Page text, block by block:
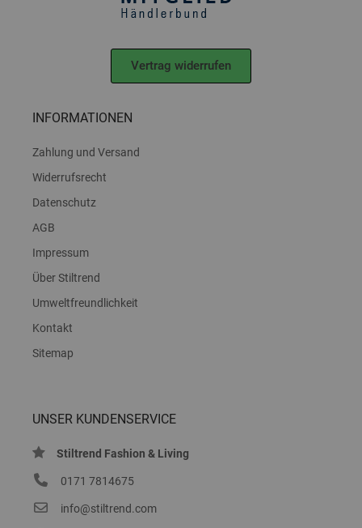
Vertrag widerrufen
INFORMATIONEN
Zahlung und Versand
Widerrufsrecht
Datenschutz
AGB
Impressum
Über Stiltrend
Umweltfreundlichkeit
Kontakt
Sitemap
UNSER KUNDENSERVICE
Stiltrend Fashion & Living
0171 7814675
info@stiltrend.com